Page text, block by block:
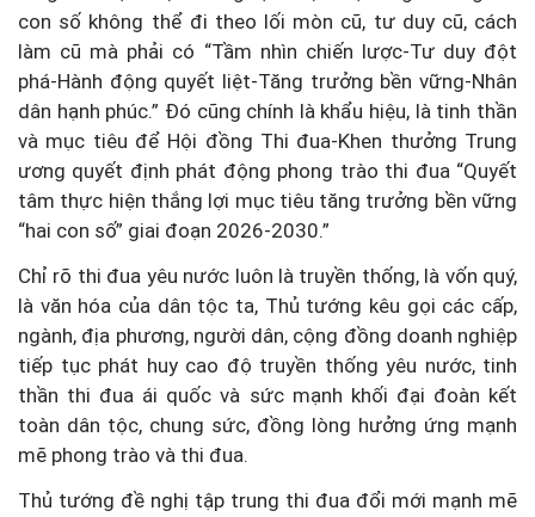
con số không thể đi theo lối mòn cũ, tư duy cũ, cách
làm cũ mà phải có “Tầm nhìn chiến lược-Tư duy đột
phá-Hành động quyết liệt-Tăng trưởng bền vững-Nhân
dân hạnh phúc.” Đó cũng chính là khẩu hiệu, là tinh thần
và mục tiêu để Hội đồng Thi đua-Khen thưởng Trung
ương quyết định phát động phong trào thi đua “Quyết
tâm thực hiện thắng lợi mục tiêu tăng trưởng bền vững
“hai con số” giai đoạn 2026-2030.”
Chỉ rõ thi đua yêu nước luôn là truyền thống, là vốn quý,
là văn hóa của dân tộc ta, Thủ tướng kêu gọi các cấp,
ngành, địa phương, người dân, cộng đồng doanh nghiệp
tiếp tục phát huy cao độ truyền thống yêu nước, tinh
thần thi đua ái quốc và sức mạnh khối đại đoàn kết
toàn dân tộc, chung sức, đồng lòng hưởng ứng mạnh
mẽ phong trào và thi đua.
Thủ tướng đề nghị tập trung thi đua đổi mới mạnh mẽ